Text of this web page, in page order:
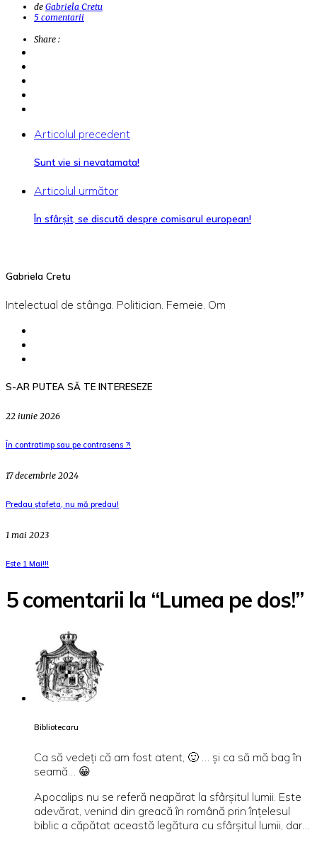
de Gabriela Cretu
5 comentarii
Share :
Articolul precedent
Sunt vie si nevatamata!
Articolul următor
În sfârşit, se discută despre comisarul european!
Gabriela Cretu
Intelectual de stânga. Politician. Femeie. Om
S-AR PUTEA SĂ TE INTERESEZE
22 iunie 2026
În contratimp sau pe contrasens ?!
17 decembrie 2024
Predau ștafeta, nu mă predau!
1 mai 2023
Este 1 Mai!!!
5 comentarii la “Lumea pe dos!”
Bibliotecaru
Ca să vedeţi că am fost atent, 🙂 … şi ca să mă bag în
seamă… 😀
Apocalips nu se referă neapărat la sfârşitul lumii. Este
adevărat, venind din greacă în română prin înţelesul
biblic a căpătat această legătura cu sfârşitul lumii, dar…